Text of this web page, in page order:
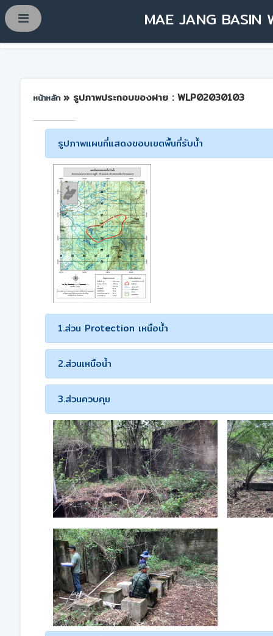
MAE JANG BASIN
หน้าหลัก » รูปภาพประกอบของฝาย : WLP02030103
รูปภาพแผนที่แสดงขอบเขตพื้นที่รับน้ำ
1.ส่วน Protection เหนือน้ำ
2.ส่วนเหนือน้ำ
3.ส่วนควบคุม